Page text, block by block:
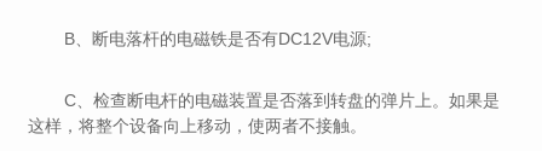
B、断电落杆的电磁铁是否有DC12V电源;
C、检查断电杆的电磁装置是否落到转盘的弹片上。如果是
这样，将整个设备向上移动，使两者不接触。